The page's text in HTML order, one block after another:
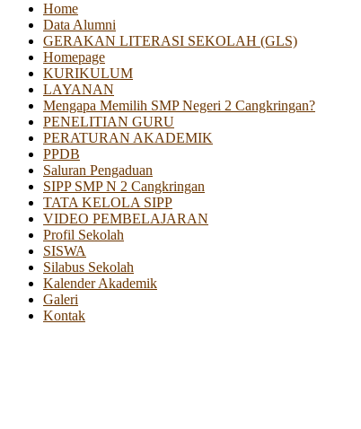
Home
Data Alumni
GERAKAN LITERASI SEKOLAH (GLS)
Homepage
KURIKULUM
LAYANAN
Mengapa Memilih SMP Negeri 2 Cangkringan?
PENELITIAN GURU
PERATURAN AKADEMIK
PPDB
Saluran Pengaduan
SIPP SMP N 2 Cangkringan
TATA KELOLA SIPP
VIDEO PEMBELAJARAN
Profil Sekolah
SISWA
Silabus Sekolah
Kalender Akademik
Galeri
Kontak